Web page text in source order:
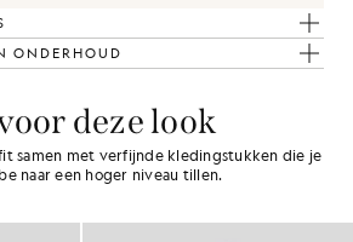
ONDERHOUD
deze look
samen met verfijnde kledingstukken die je
naar een hoger niveau tillen.